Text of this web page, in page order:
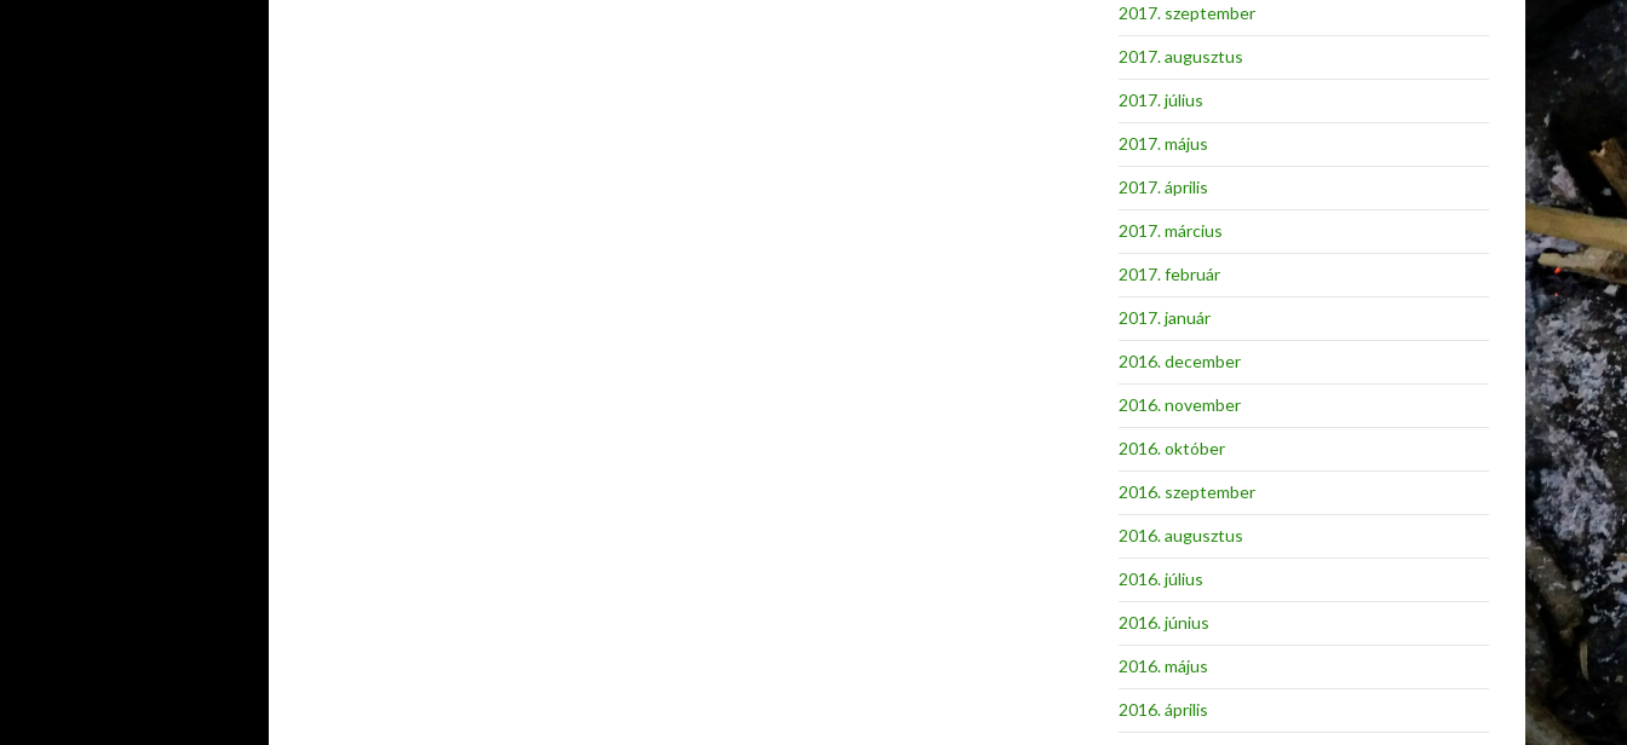
2017. szeptember
2017. augusztus
2017. július
2017. május
2017. április
2017. március
2017. február
2017. január
2016. december
2016. november
2016. október
2016. szeptember
2016. augusztus
2016. július
2016. június
2016. május
2016. április